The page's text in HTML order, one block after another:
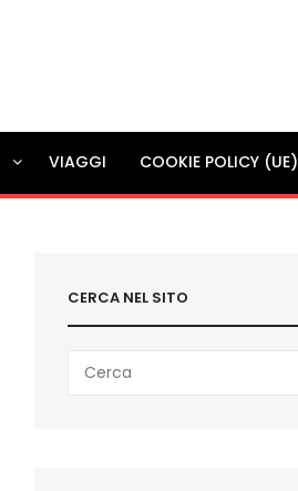
VIAGGI COOKIE POLICY (UE)
CERCA NEL SITO
for: